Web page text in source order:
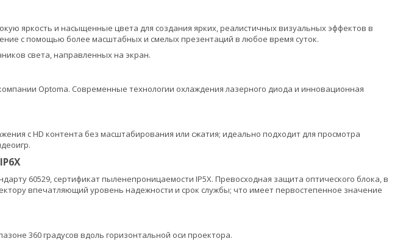
яркость и насыщенные цвета для создания ярких, реалистичных визуальных эффектов в
с помощью более масштабных и смелых презентаций в любое время суток.
света, направленных на экран.
Optoma. Современные технологии охлаждения лазерного диода и инновационная
с HD контента без масштабирования или сжатия; идеально подходит для просмотра
60529, сертификат пыленепроницаемости IP5X. Превосходная защита оптического блока, в
впечатляющий уровень надежности и срок службы; что имеет первостепенное значение
360 градусов вдоль горизонтальной оси проектора.